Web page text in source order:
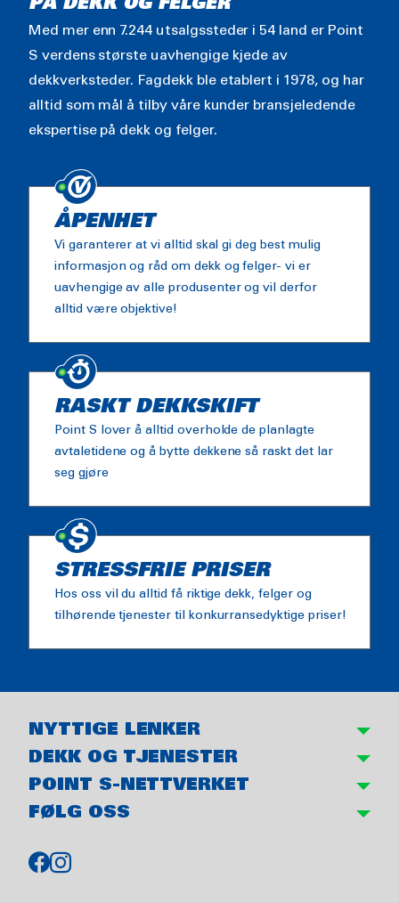
PÅ DEKK OG FELGER
Med mer enn 7.244 utsalgssteder i 54 land er Point
S verdens største uavhengige kjede av
dekkverksteder. Fagdekk ble etablert i 1978, og har
alltid som mål å tilby våre kunder bransjeledende
ekspertise på dekk og felger.
ÅPENHET
Vi garanterer at vi alltid skal gi deg best mulig
informasjon og råd om dekk og felger- vi er
uavhengige av alle produsenter og vil derfor
alltid være objektive!
RASKT DEKKSKIFT
Point S lover å alltid overholde de planlagte
avtaletidene og å bytte dekkene så raskt det lar
seg gjøre
STRESSFRIE PRISER
Hos oss vil du alltid få riktige dekk, felger og
tilhørende tjenester til konkurransedyktige priser!
NYTTIGE LENKER
DEKK OG TJENESTER
POINT S-NETTVERKET
FØLG OSS